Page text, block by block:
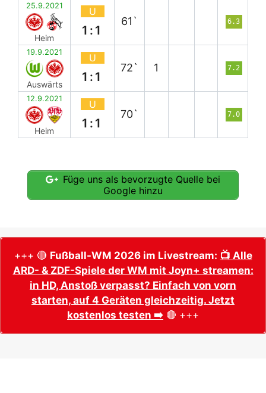
25.9.2021
Heim
U
1:1
61` 6.3
19.9.2021
Auswärts
U
1:1
72` 1 7.2
12.9.2021
Heim
U
1:1
70` 7.0
Füge uns als bevorzugte Quelle bei
Google hinzu
+++ 🔴 Fußball-WM 2026 im Livestream: 📺 Alle
ARD- & ZDF-Spiele der WM mit Joyn+ streamen:
in HD, Anstoß verpasst? Einfach von vorn
starten, auf 4 Geräten gleichzeitig. Jetzt
kostenlos testen ➡️ 🔴 +++